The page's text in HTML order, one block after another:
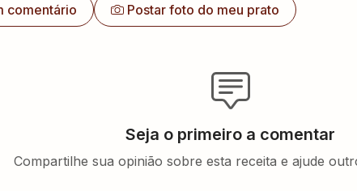
comentário Postar foto do meu prato
Seja o primeiro a comentar
Compartilhe sua opinião sobre esta receita e ajude